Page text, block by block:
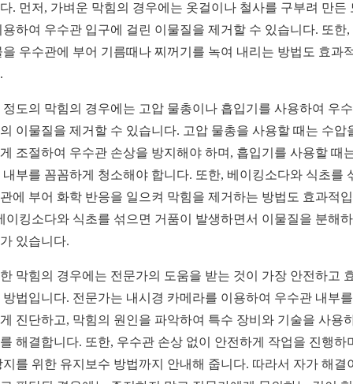
. 먼저, 가벼운 막힘의 경우에는 옷걸이나 철사를 구부려 만든
용하여 우수관 입구에 걸린 이물질을 제거할 수 있습니다. 또한,
을 우수관에 부어 기름때나 찌꺼기를 녹여 내리는 방법도 효과
정도의 막힘의 경우에는 고압 물총이나 흡입기를 사용하여 우
이물질을 제거할 수 있습니다. 고압 물총을 사용할 때는 수압
조절하여 우수관 손상을 방지해야 하며, 흡입기를 사용할 때
내부를 꼼꼼하게 청소해야 합니다. 또한, 베이킹소다와 식초를
에 부어 화학 반응을 일으켜 막힘을 제거하는 방법도 효과적
이킹소다와 식초를 섞으면 거품이 발생하면서 이물질을 분해
있습니다.
막힘의 경우에는 전문가의 도움을 받는 것이 가장 안전하고
방법입니다. 전문가는 내시경 카메라를 이용하여 우수관 내부
진단하고, 막힘의 원인을 파악하여 특수 장비와 기술을 사용
해결합니다. 또한, 우수관 손상 없이 안전하게 작업을 진행하
지를 위한 유지보수 방법까지 안내해 줍니다. 따라서 자가 해결